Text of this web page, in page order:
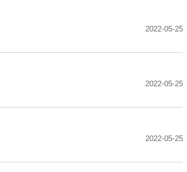
2022-05-25
2022-05-25
2022-05-25